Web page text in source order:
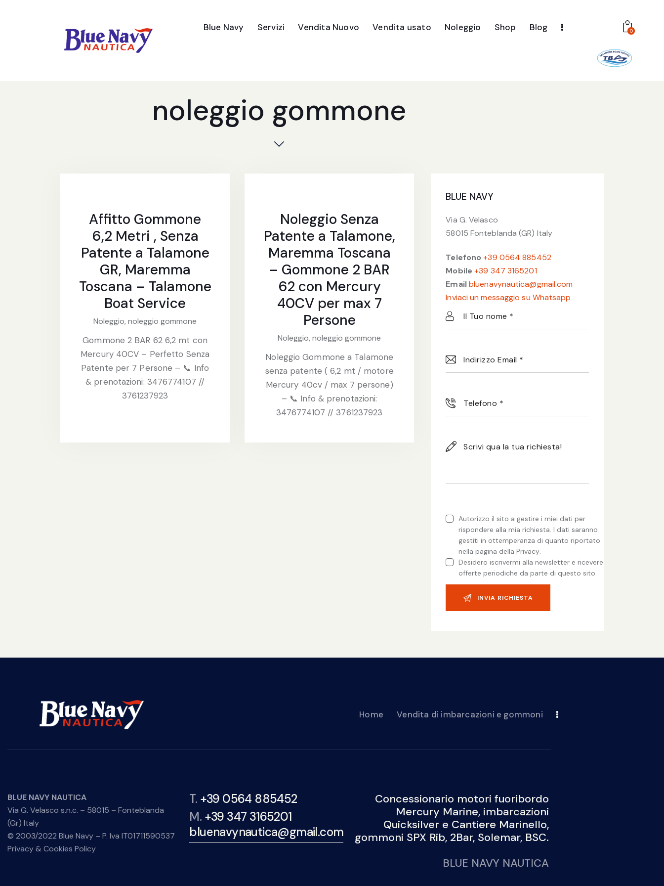
Blue Navy Servizi Vendita Nuovo Vendita usato Noleggio Shop Blog 0
noleggio gommone
Affitto Gommone
6,2 Metri , Senza
Patente a Talamone
GR, Maremma
Toscana – Talamone
Boat Service
Noleggio,noleggio gommone
Gommone 2 BAR 62 6,2 mt con
Mercury 40CV – Perfetto Senza
Patente per 7 Persone – 📞 Info
& prenotazioni: 3476774107 //
3761237923
Noleggio Senza
Patente a Talamone,
Maremma Toscana
– Gommone 2 BAR
62 con Mercury
40CV per max 7
Persone
Noleggio,noleggio gommone
Noleggio Gommone a Talamone
senza patente ( 6,2 mt / motore
Mercury 40cv / max 7 persone)
– 📞 Info & prenotazioni:
3476774107 // 3761237923
BLUE NAVY
Via G. Velasco
58015 Fonteblanda (GR) Italy
Telefono +39 0564 885452
Mobile +39 347 3165201
Emailbluenavynautica@gmail.com
Inviaci un messaggio su Whatsapp
Autorizzo il sito a gestire i miei dati per
rispondere alla mia richiesta. I dati saranno
gestiti in ottemperanza di quanto riportato
nella pagina della Privacy.
Desidero iscrivermi alla newsletter e ricevere
offerte periodiche da parte di questo sito.
Home Vendita di imbarcazioni e gommoni
BLUE NAVY NAUTICA
Via G. Velasco s.n.c. – 58015 – Fonteblanda
(Gr) Italy
© 2003/2022 Blue Navy – P. Iva IT01711590537
Privacy & Cookies Policy
T. +39 0564 885452
M. +39 347 3165201
bluenavynautica@gmail.com
Concessionario motori fuoribordo
Mercury Marine, imbarcazioni
Quicksilver e Cantiere Marinello,
gommoni SPX Rib, 2Bar, Solemar, BSC.
BLUE NAVY NAUTICA